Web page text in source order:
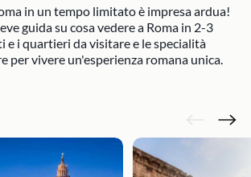
in un tempo limitato è impresa ardua!
guida su cosa vedere a Roma in 2-3
e i quartieri da visitare e le specialità
per vivere un'esperienza romana unica.